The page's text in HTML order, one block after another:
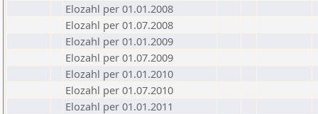
Elozahl per 01.01.2008
Elozahl per 01.07.2008
Elozahl per 01.01.2009
Elozahl per 01.07.2009
Elozahl per 01.01.2010
Elozahl per 01.07.2010
Elozahl per 01.01.2011